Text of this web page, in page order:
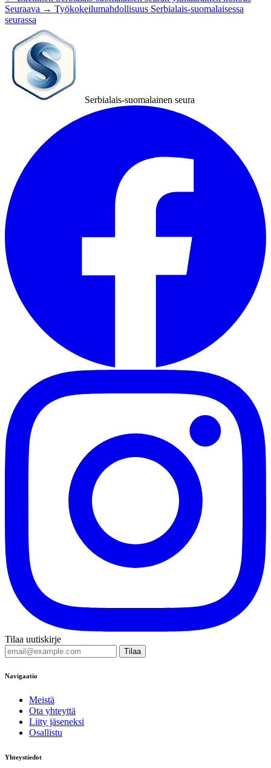
Seuraava → Työkokeilumahdollisuus Serbialais-suomalaisessa
seurassa
Serbialais-suomalainen seura
Tilaa uutiskirje
Tilaa
Navigaatio
Meistä
Ota yhteyttä
Liity jäseneksi
Osallistu
Yhteystiedot